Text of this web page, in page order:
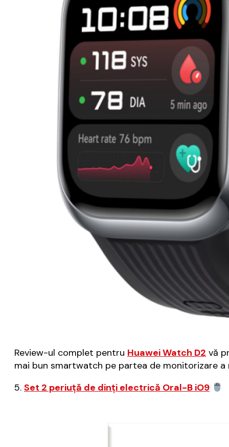
Review-ul complet pentru Huawei Watch D2 vă
mai bun smartwatch pe partea de monitorizare a
5. Set 2 periuță de dinți electrică Oral-B iO9